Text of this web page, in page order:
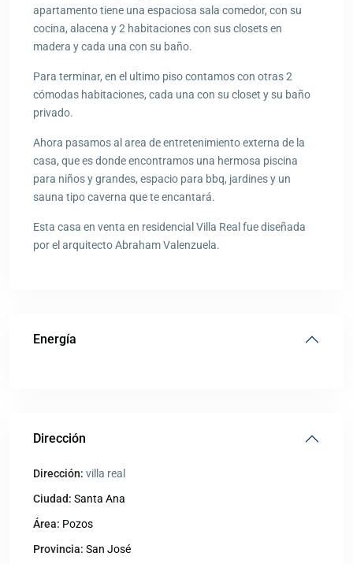
apartamento tiene una espaciosa sala comedor, con su
cocina, alacena y 2 habitaciones con sus closets en
madera y cada una con su baño.
Para terminar, en el ultimo piso contamos con otras 2
cómodas habitaciones, cada una con su closet y su baño
privado.
Ahora pasamos al area de entretenimiento externa de la
casa, que es donde encontramos una hermosa piscina
para niños y grandes, espacio para bbq, jardines y un
sauna tipo caverna que te encantará.
Esta casa en venta en residencial Villa Real fue diseñada
por el arquitecto Abraham Valenzuela.
Energía
Dirección
Dirección: villa real
Ciudad: Santa Ana
Área: Pozos
Provincia: San José